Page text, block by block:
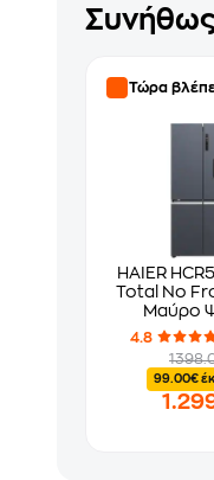
Συνήθως
Τώρα
HAIER
Total No
Μαύρο
4.8
99.00€